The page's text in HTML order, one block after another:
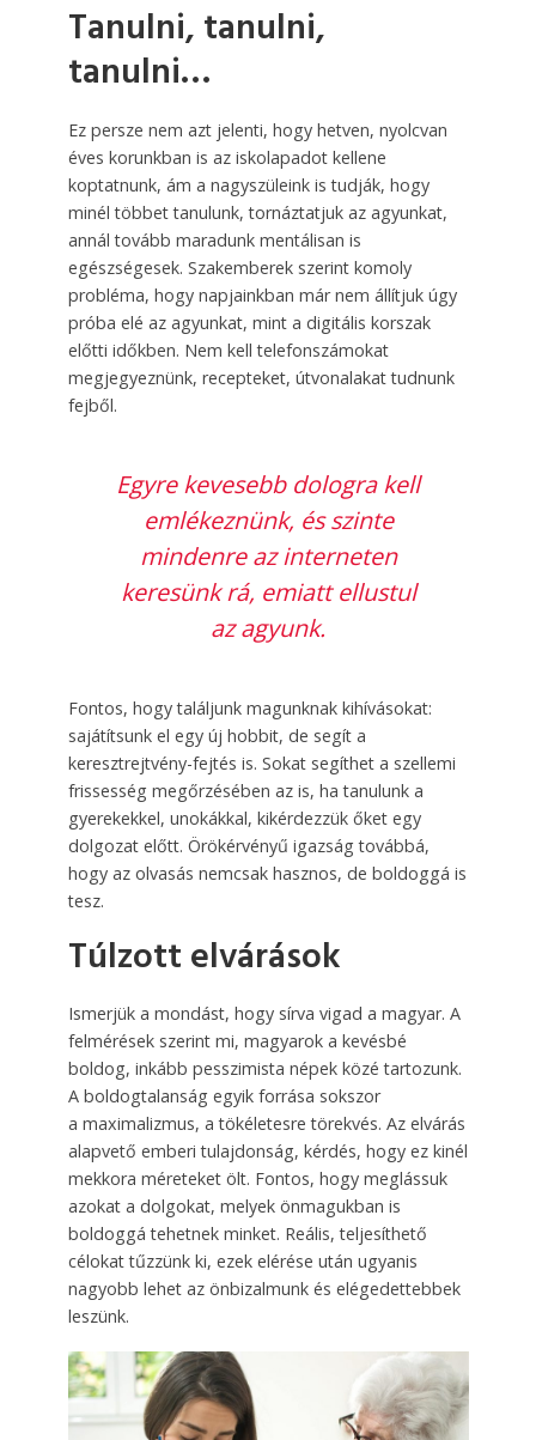
Tanulni, tanulni,
tanulni…
Ez persze nem azt jelenti, hogy hetven, nyolcvan
éves korunkban is az iskolapadot kellene
koptatnunk, ám a nagyszüleink is tudják, hogy
minél többet tanulunk, tornáztatjuk az agyunkat,
annál tovább maradunk mentálisan is
egészségesek. Szakemberek szerint komoly
probléma, hogy napjainkban már nem állítjuk úgy
próba elé az agyunkat, mint a digitális korszak
előtti időkben. Nem kell telefonszámokat
megjegyeznünk, recepteket, útvonalakat tudnunk
fejből.
Egyre kevesebb dologra kell
emlékeznünk, és szinte
mindenre az interneten
keresünk rá, emiatt ellustul
az agyunk.
Fontos, hogy találjunk magunknak kihívásokat:
sajátítsunk el egy új hobbit, de segít a
keresztrejtvény-fejtés is. Sokat segíthet a szellemi
frissesség megőrzésében az is, ha tanulunk a
gyerekekkel, unokákkal, kikérdezzük őket egy
dolgozat előtt. Örökérvényű igazság továbbá,
hogy az olvasás nemcsak hasznos, de boldoggá is
tesz.
Túlzott elvárások
Ismerjük a mondást, hogy sírva vigad a magyar. A
felmérések szerint mi, magyarok a kevésbé
boldog, inkább pesszimista népek közé tartozunk.
A boldogtalanság egyik forrása sokszor
a maximalizmus, a tökéletesre törekvés. Az elvárás
alapvető emberi tulajdonság, kérdés, hogy ez kinél
mekkora méreteket ölt. Fontos, hogy meglássuk
azokat a dolgokat, melyek önmagukban is
boldoggá tehetnek minket. Reális, teljesíthető
célokat tűzzünk ki, ezek elérése után ugyanis
nagyobb lehet az önbizalmunk és elégedettebbek
leszünk.